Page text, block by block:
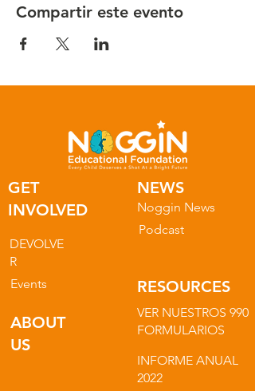
Compartir este evento
GET
INVOLVED
NEWS
Noggin News
DEVOLVE
R
Podcast
ABOUT
US
RESOURCES
VER NUESTROS 990
FORMULARIOS
INFORME ANUAL
2022
Events